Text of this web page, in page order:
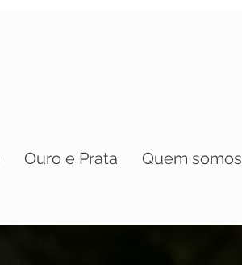
Ouro e Prata Quem somos